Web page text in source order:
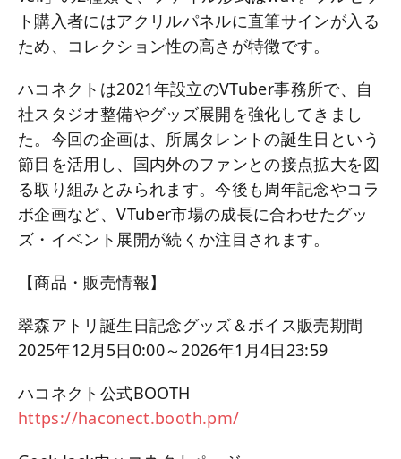
ト購入者にはアクリルパネルに直筆サインが入る
ため、コレクション性の高さが特徴です。
ハコネクトは2021年設立のVTuber事務所で、自
社スタジオ整備やグッズ展開を強化してきまし
た。今回の企画は、所属タレントの誕生日という
節目を活用し、国内外のファンとの接点拡大を図
る取り組みとみられます。今後も周年記念やコラ
ボ企画など、VTuber市場の成長に合わせたグッ
ズ・イベント展開が続くか注目されます。
【商品・販売情報】
翠森アトリ誕生日記念グッズ＆ボイス販売期間
2025年12月5日0:00～2026年1月4日23:59
ハコネクト公式BOOTH
https://haconect.booth.pm/